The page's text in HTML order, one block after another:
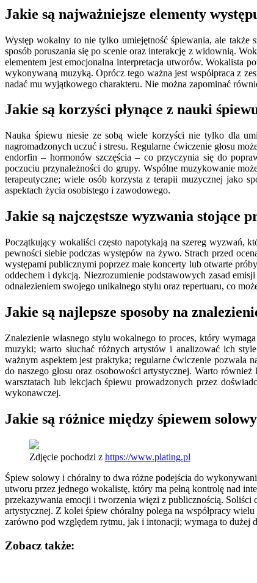
Jakie są najważniejsze elementy
Występ wokalny to nie tylko umiejętność śpiewania, ale także
sposób poruszania się po scenie oraz interakcję z widownią.
elementem jest emocjonalna interpretacja utworów. Wokalista
wykonywaną muzyką. Oprócz tego ważna jest współpraca z
nadać mu wyjątkowego charakteru. Nie można zapominać
Jakie są korzyści płynące z nauki
Nauka śpiewu niesie ze sobą wiele korzyści nie tylko dla
nagromadzonych uczuć i stresu. Regularne ćwiczenie głosu
endorfin – hormonów szczęścia – co przyczynia się do
poczuciu przynależności do grupy. Wspólne muzykowanie
terapeutyczne; wiele osób korzysta z terapii muzycznej jako
aspektach życia osobistego i zawodowego.
Jakie są najczęstsze wyzwania stojące
Początkujący wokaliści często napotykają na szereg wyzwań,
pewności siebie podczas występów na żywo. Strach przed
występami publicznymi poprzez małe koncerty lub otwarte
oddechem i dykcją. Niezrozumienie podstawowych zasad
odnalezieniem swojego unikalnego stylu oraz repertuaru, co
Jakie są najlepsze sposoby na
Znalezienie własnego stylu wokalnego to proces, który
muzyki; warto słuchać różnych artystów i analizować ich
ważnym aspektem jest praktyka; regularne ćwiczenie pozwala
do naszego głosu oraz osobowości artystycznej. Warto
warsztatach lub lekcjach śpiewu prowadzonych przez
wykonawczej.
Jakie są różnice między śpiewem
Zdjęcie pochodzi z https://www.plating.pl
Śpiew solowy i chóralny to dwa różne podejścia do
utworu przez jednego wokalistę, który ma pełną kontrolę nad
przekazywania emocji i tworzenia więzi z publicznością. Soliści
artystycznej. Z kolei śpiew chóralny polega na współpracy
zarówno pod względem rytmu, jak i intonacji; wymaga to dużej
Zobacz także: